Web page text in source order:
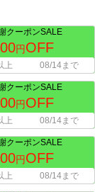
クーポンSALE
円OFF
上 08/14まで
クーポンSALE
円OFF
上 08/14まで
クーポンSALE
円OFF
上 08/14まで